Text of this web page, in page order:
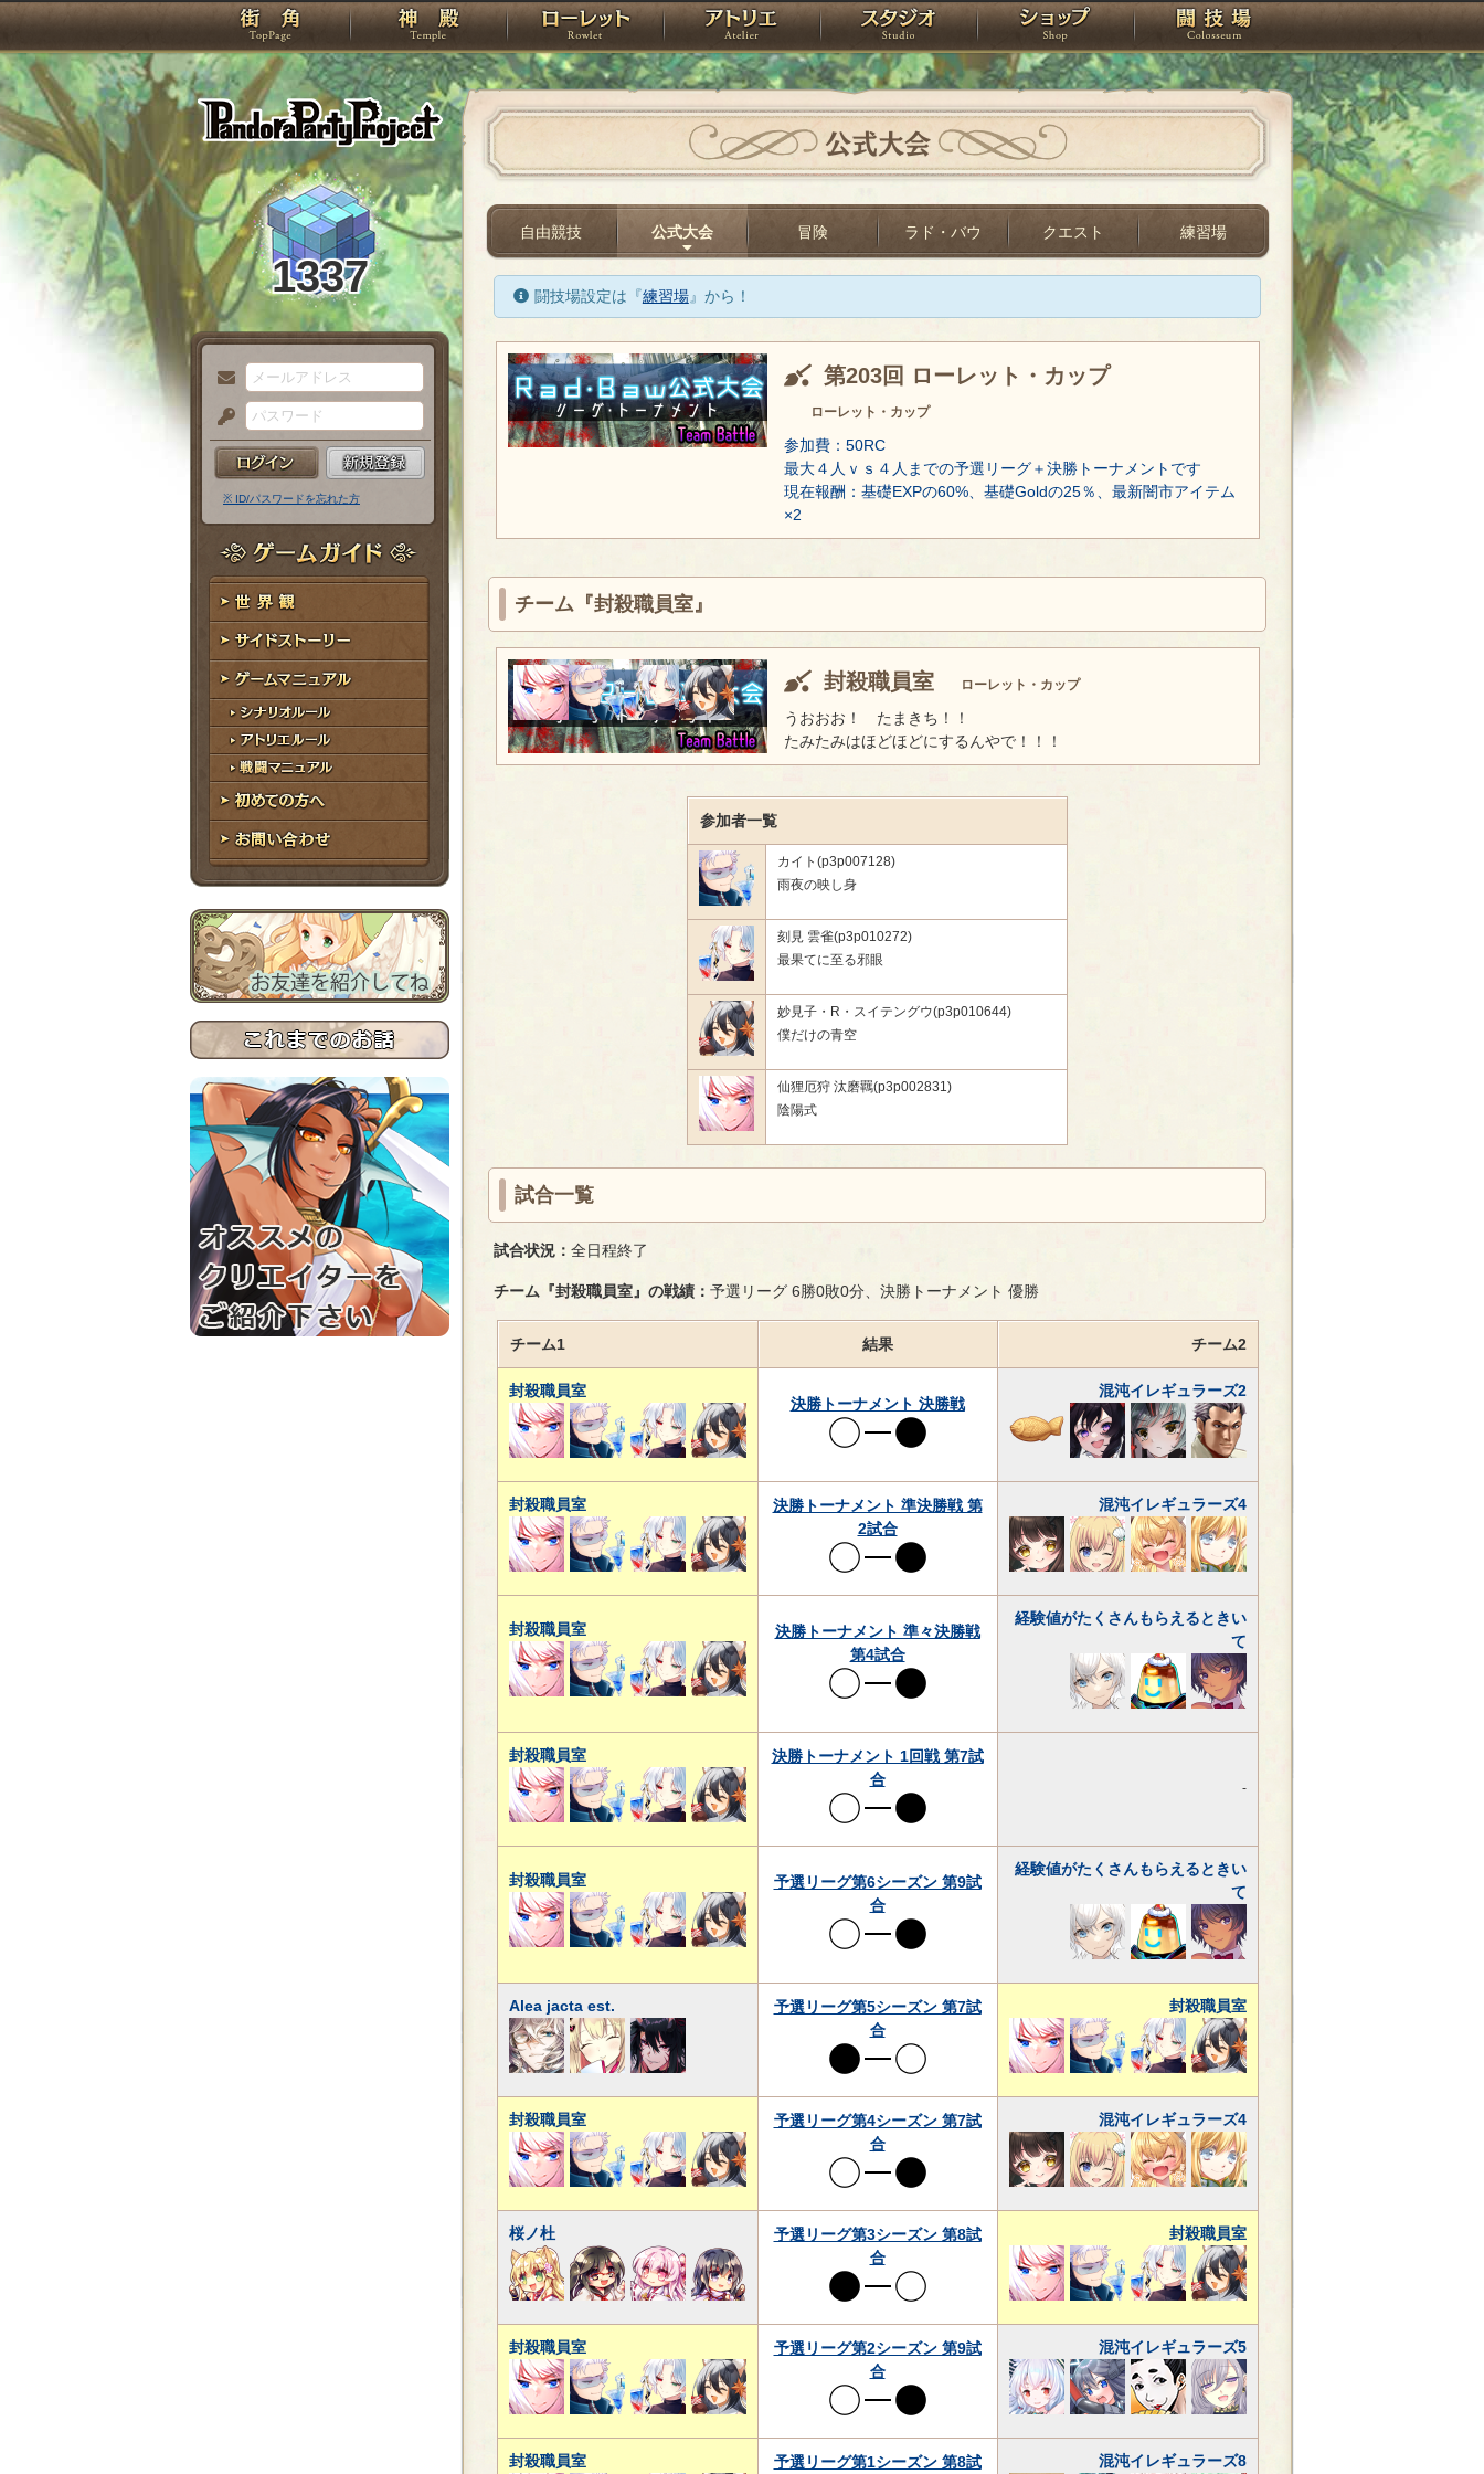
PandoraPartyProject
TOP 神殿 ローレット アトリエ スタジオ ショップ 闘技場
1337
メ
ー
ル
ア
ド
レ
ス
パ
ス
ー
ド
※ ID/パスワードを忘れた方
ゲームガイド
世界観
サイドストーリー
ゲームマニュアル
シナリオルール
アトリエルール
戦闘マニュアル
初めての方へ
お問い合わせ
公式大会
自由競技 公式大会 冒険 ラド・バウ クエスト 練習場
闘技場設定は『練習場』から！
第203回 ローレット・カップ
ローレット・カップ
参加費：50RC
最大４人ｖｓ４人までの予選リーグ＋決勝トーナメントです
現在報酬：基礎EXPの60%、基礎Goldの25％、最新闇市アイテム
×2
チーム『封殺職員室』
封殺職員室 ローレット・カップ
うおおお！ たまきち！！
たみたみはほどほどにするんやで！！！
参加者一覧
カイト(p3p007128)
雨夜の映し身
刻見 雲雀(p3p010272)
最果てに至る邪眼
妙見子・R・スイテングウ(p3p010644)
僕だけの青空
仙狸厄狩 汰磨羈(p3p002831)
陰陽式
試合一覧
試合状況： 全日程終了
チーム『封殺職員室』の戦績： 予選リーグ 6勝0敗0分、決勝トーナメント 優勝
チーム1 結果 チーム2
封殺職員室
決勝トーナメント 決勝戦
混沌イレギュラーズ2
封殺職員室
決勝トーナメント 準決勝戦 第
2試合
混沌イレギュラーズ4
封殺職員室
決勝トーナメント 準々決勝戦
第4試合
経験値がたくさんもらえるときい
て
封殺職員室
決勝トーナメント 1回戦 第7試
合
-
封殺職員室
予選リーグ第6シーズン 第9試
合
経験値がたくさんもらえるときい
て
Alea jacta est.
予選リーグ第5シーズン 第7試
合
封殺職員室
封殺職員室
予選リーグ第4シーズン 第7試
合
混沌イレギュラーズ4
桜ノ杜
予選リーグ第3シーズン 第8試
合
封殺職員室
封殺職員室
予選リーグ第2シーズン 第9試
合
混沌イレギュラーズ5
封殺職員室 予選リーグ第1シーズン 第8試 混沌イレギュラーズ8